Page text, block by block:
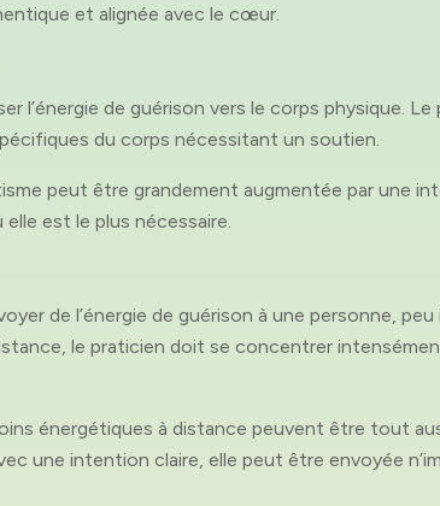
et alignée avec le cœur.
l’énergie de guérison vers le corps physique. Le
du corps nécessitant un soutien.
peut être grandement augmentée par une
est le plus nécessaire.
de l’énergie de guérison à une personne,
le praticien doit se concentrer
énergétiques à distance peuvent être tout
une intention claire, elle peut être envoyée